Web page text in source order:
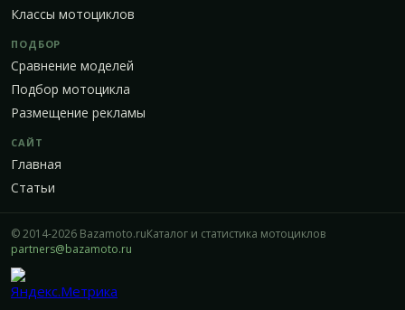
Классы мотоциклов
ПОДБОР
Сравнение моделей
Подбор мотоцикла
Размещение рекламы
САЙТ
Главная
Статьи
© 2014-2026 Bazamoto.ruКаталог и статистика мотоциклов
partners@bazamoto.ru